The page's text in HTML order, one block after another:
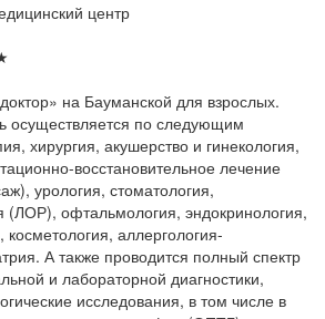
центр
на Бауманской для взрослых.
осуществляется по следующим
хирургия, акушерство и гинекология,
восстановительное лечение
урология, стоматология,
(ЛОР), офтальмология, эндокринология,
аллергология-
А также проводится полный спектр
и лабораторной диагностики,
исследования, в том числе в